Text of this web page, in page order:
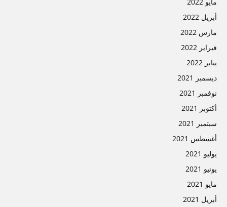
أبريل 2022
مارس 2022
فبراير 2022
يناير 2022
ديسمبر 2021
نوفمبر 2021
أكتوبر 2021
سبتمبر 2021
أغسطس 2021
يوليو 2021
يونيو 2021
مايو 2021
أبريل 2021